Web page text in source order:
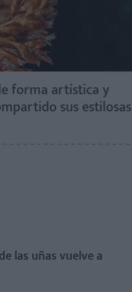
forma artística y
sus estilosas
las uñas vuelve a